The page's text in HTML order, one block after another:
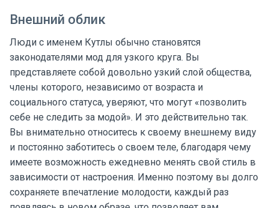
Внешний облик
Люди с именем Кутлы обычно становятся
законодателями мод для узкого круга. Вы
представляете собой довольно узкий слой общества,
члены которого, независимо от возраста и
социального статуса, уверяют, что могут «позволить
себе не следить за модой». И это действительно так.
Вы внимательно относитесь к своему внешнему виду
и постоянно заботитесь о своем теле, благодаря чему
имеете возможность ежедневно менять свой стиль в
зависимости от настроения. Именно поэтому вы долго
сохраняете впечатление молодости, каждый раз